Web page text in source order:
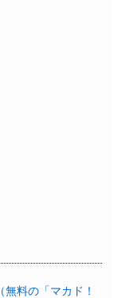
料の「マカド！